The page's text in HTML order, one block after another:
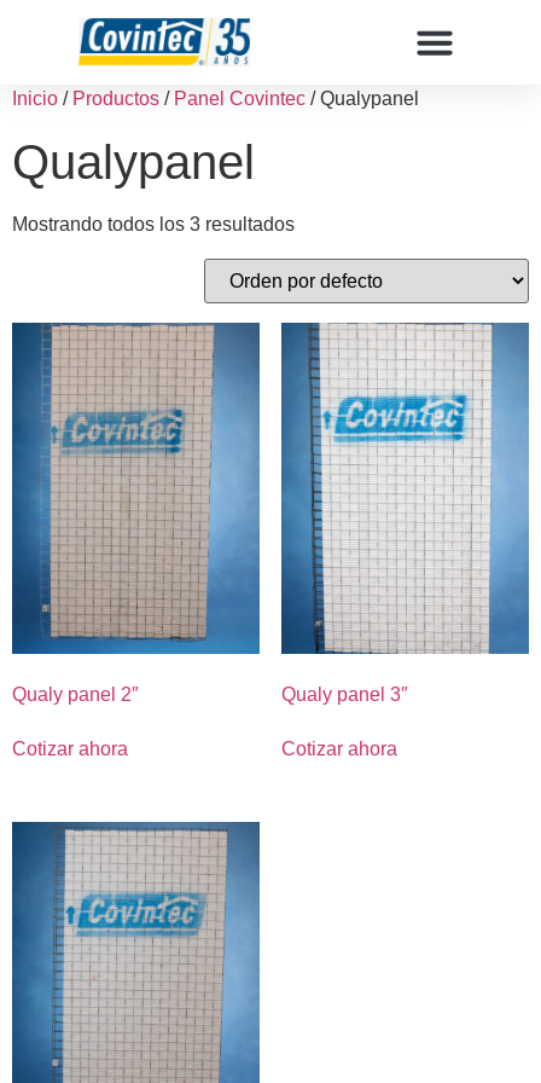
Inicio / Productos / Panel Covintec / Qualypanel
Qualypanel
Mostrando todos los 3 resultados
Qualy panel 2″
Cotizar ahora
Qualy panel 3″
Cotizar ahora